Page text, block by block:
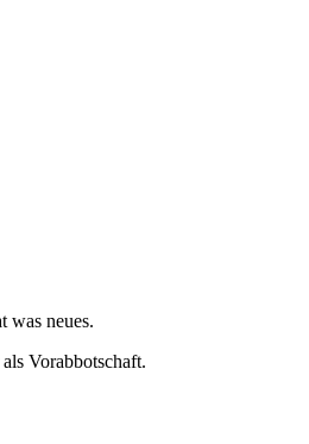
was neues.
Vorabbotschaft.